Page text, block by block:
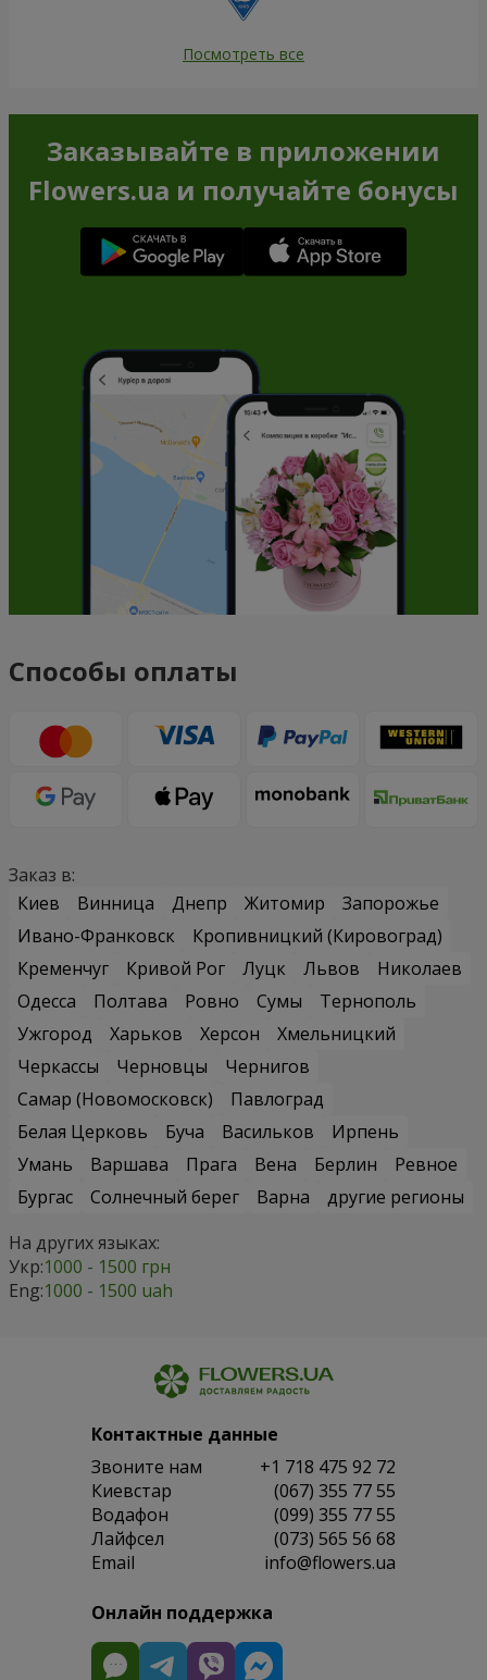
Посмотреть все
Заказывайте в приложении
Flowers.ua и получайте бонусы
Способы оплаты
Заказ в:
Киев
Винница Днепр Житомир
Запорожье
Ивано-Франковск
Кропивницкий (Кировоград)
Кременчуг
Кривой Рог Луцк Львов
Николаев
Одесса
Полтава Ровно Сумы
Тернополь
Ужгород
Харьков Херсон
Хмельницкий
Черкассы
Черновцы
Чернигов
Самар (Новомосковск)
Павлоград
Белая Церковь
Буча Васильков
Ирпень
Умань
Варшава Прага Вена Берлин
Ревное
Бургас
Солнечный берег Варна
другие регионы
На других языках:
Укр:1000 - 1500 грн
Eng:1000 - 1500 uah
Контактные данные
Звоните нам
+1 718 475 92 72
Киевстар
(067) 355 77 55
Водафон
(099) 355 77 55
Лайфсел
(073) 565 56 68
Email
info@flowers.ua
Онлайн поддержка